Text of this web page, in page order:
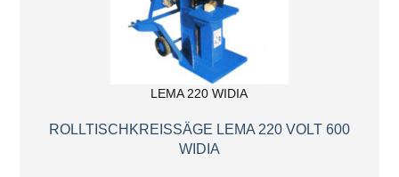
LEMA 220 WIDIA
ROLLTISCHKREISSÄGE LEMA 220 VOLT 600
WIDIA